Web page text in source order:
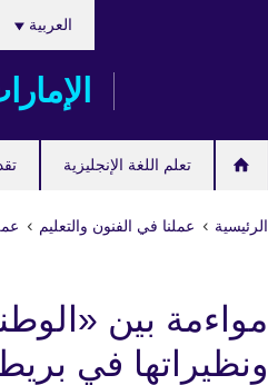
تعلم اللغة الإنجليزية
العربية
الرئيسية عملنا في الفنون والتعليم
مواءمة بين
ونظيراتها في